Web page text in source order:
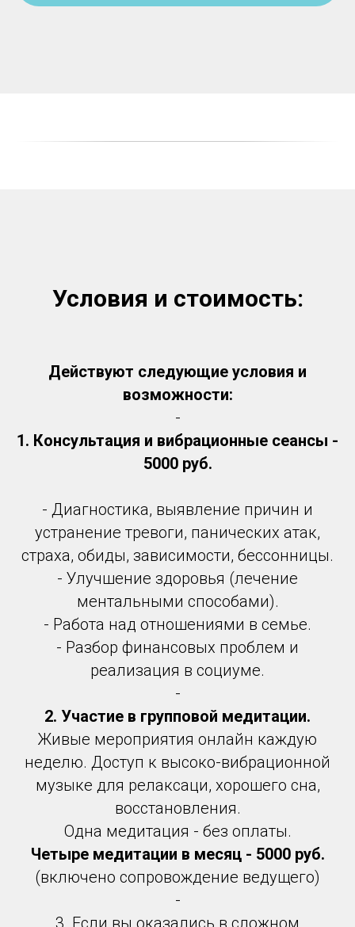
Условия и стоимость:
Действуют следующие условия и
возможности:
-
1. Консультация и вибрационные сеансы -
5000 руб.
- Диагностика, выявление причин и
устранение тревоги, панических атак,
страха, обиды, зависимости, бессонницы.
- Улучшение здоровья (лечение
ментальными способами).
- Работа над отношениями в семье.
- Разбор финансовых проблем и
реализация в социуме.
-
2. Участие в групповой медитации.
Живые мероприятия онлайн каждую
неделю. Доступ к высоко-вибрационной
музыке для релаксаци, хорошего сна,
восстановления.
Одна медитация - без оплаты.
Четыре медитации в месяц - 5000 руб.
(включено сопровождение ведущего)
-
3. Если вы оказались в сложном